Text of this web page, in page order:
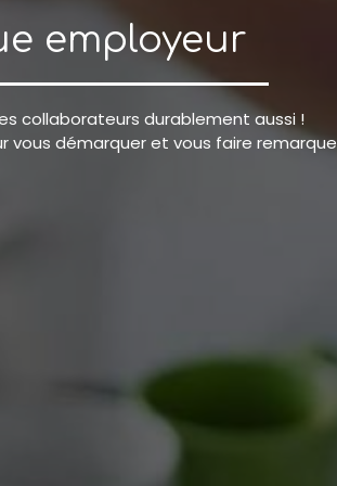
employeur
collaborateurs durablement aussi !
vous démarquer et vous faire